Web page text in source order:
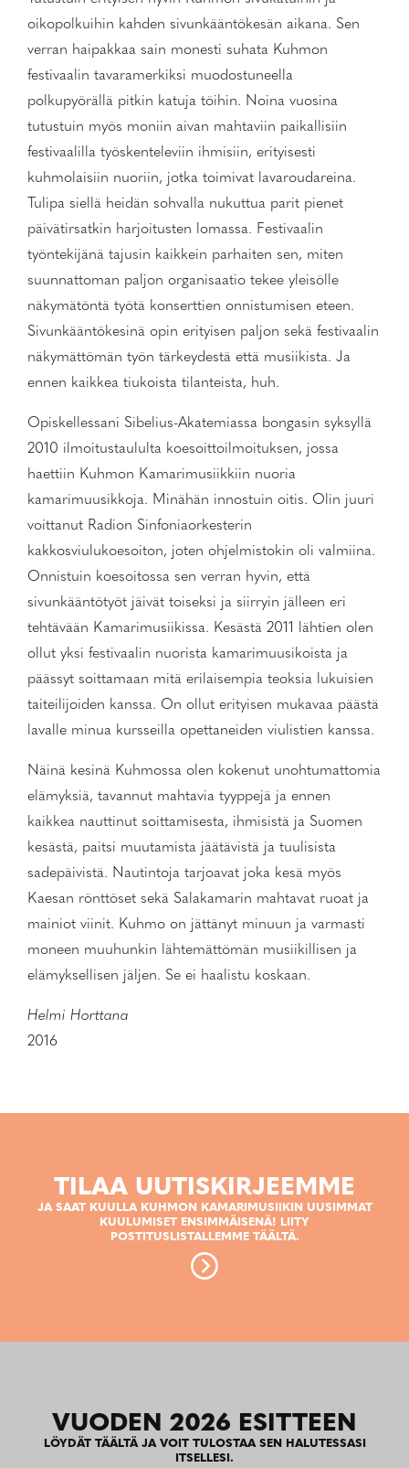
oikopolkuihin kahden sivunkääntökesän aikana. Sen
verran haipakkaa sain monesti suhata Kuhmon
festivaalin tavaramerkiksi muodostuneella
polkupyörällä pitkin katuja töihin. Noina vuosina
tutustuin myös moniin aivan mahtaviin paikallisiin
festivaalilla työskenteleviin ihmisiin, erityisesti
kuhmolaisiin nuoriin, jotka toimivat lavaroudareina.
Tulipa siellä heidän sohvalla nukuttua parit pienet
päivätirsatkin harjoitusten lomassa. Festivaalin
työntekijänä tajusin kaikkein parhaiten sen, miten
suunnattoman paljon organisaatio tekee yleisölle
näkymätöntä työtä konserttien onnistumisen eteen.
Sivunkääntökesinä opin erityisen paljon sekä festivaalin
näkymättömän työn tärkeydestä että musiikista. Ja
ennen kaikkea tiukoista tilanteista, huh.
Opiskellessani Sibelius-Akatemiassa bongasin syksyllä
2010 ilmoitustaululta koesoittoilmoituksen, jossa
haettiin Kuhmon Kamarimusiikkiin nuoria
kamarimuusikkoja. Minähän innostuin oitis. Olin juuri
voittanut Radion Sinfoniaorkesterin
kakkosviulukoesoiton, joten ohjelmistokin oli valmiina.
Onnistuin koesoitossa sen verran hyvin, että
sivunkääntötyöt jäivät toiseksi ja siirryin jälleen eri
tehtävään Kamarimusiikissa. Kesästä 2011 lähtien olen
ollut yksi festivaalin nuorista kamarimuusikoista ja
päässyt soittamaan mitä erilaisempia teoksia lukuisien
taiteilijoiden kanssa. On ollut erityisen mukavaa päästä
lavalle minua kursseilla opettaneiden viulistien kanssa.
Näinä kesinä Kuhmossa olen kokenut unohtumattomia
elämyksiä, tavannut mahtavia tyyppejä ja ennen
kaikkea nauttinut soittamisesta, ihmisistä ja Suomen
kesästä, paitsi muutamista jäätävistä ja tuulisista
sadepäivistä. Nautintoja tarjoavat joka kesä myös
Kaesan rönttöset sekä Salakamarin mahtavat ruoat ja
mainiot viinit. Kuhmo on jättänyt minuun ja varmasti
moneen muuhunkin lähtemättömän musiikillisen ja
elämyksellisen jäljen. Se ei haalistu koskaan.
Helmi Horttana
2016
TILAA UUTISKIRJEEMME
JA SAAT KUULLA KUHMON KAMARIMUSIIKIN UUSIMMAT
KUULUMISET ENSIMMÄISENÄ! LIITY
POSTITUSLISTALLEMME TÄÄLTÄ.
VUODEN 2026 ESITTEEN
LÖYDÄT TÄÄLTÄ JA VOIT TULOSTAA SEN HALUTESSASI
ITSELLESI.